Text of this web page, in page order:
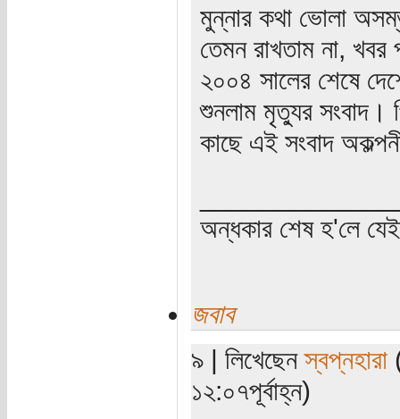
মুন্নার কথা ভোলা
তেমন রাখতাম না,
২০০৪ সালের শেষে
শুনলাম মৃত্যুর সংবাদ।
কাছে এই সংবাদ
অন্ধকার শেষ হ'লে
জবাব
৯ | লিখেছেনস্বপ্নহারা
১২:০৭পূর্বাহ্ন)